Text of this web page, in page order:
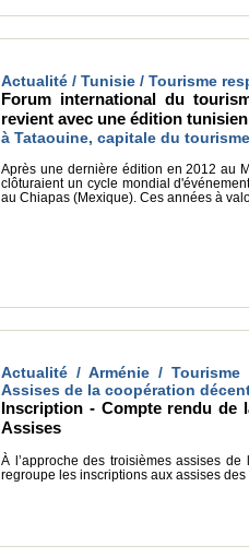
Actualité / Tunisie / Tourisme
Forum international du
revient avec une édition
à Tataouine, capitale du
Après une dernière édition en 2012 au
clôturaient un cycle mondial
au Chiapas (Mexique). Ces années à
Actualité / Arménie /
Assises de la coopération
Inscription - Compte rendu de
Assises
À l’approche des troisièmes assises
regroupe les inscriptions aux assises